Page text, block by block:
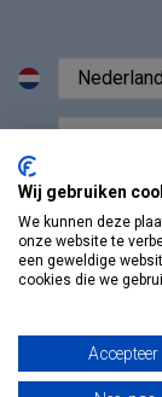
Wij gebruiken
We kunnen deze
onze website te
een geweldige
cookies die we
Accepteer